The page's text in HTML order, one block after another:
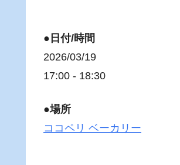
●日付/時間
2026/03/19
17:00 - 18:30
●場所
ココペリ ベーカリー